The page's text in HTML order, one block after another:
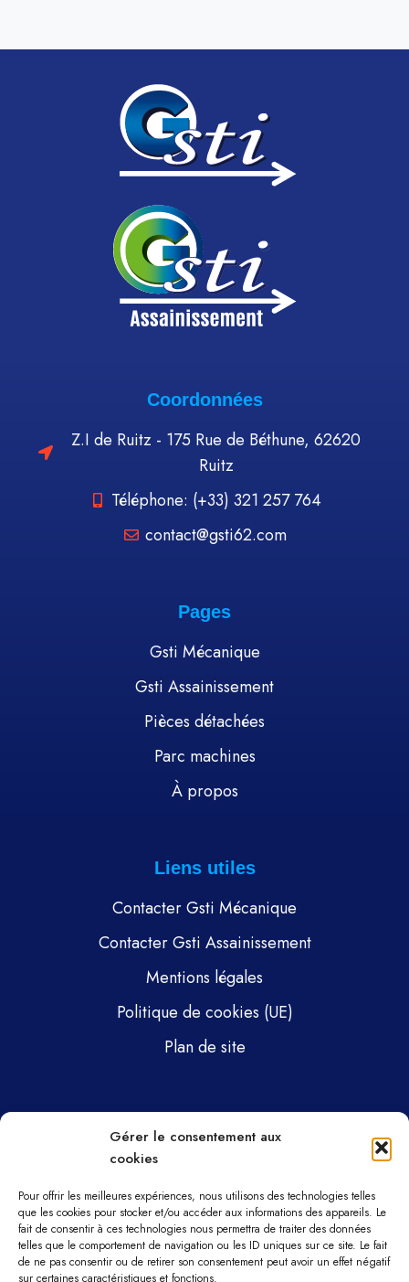
Gérer le consentement aux
cookies
Pour offrir les meilleures expériences, nous utilisons des technologies telles
que les cookies pour stocker et/ou accéder aux informations des appareils. Le
fait de consentir à ces technologies nous permettra de traiter des données
telles que le comportement de navigation ou les ID uniques sur ce site. Le fait
de ne pas consentir ou de retirer son consentement peut avoir un effet négatif
sur certaines caractéristiques et fonctions.
Coordonnées
Z.I de Ruitz - 175 Rue de Béthune, 62620
Ruitz
Téléphone: (+33) 321 257 764
contact@gsti62.com
Pages
Gsti Mécanique
Gsti Assainissement
Pièces détachées
Parc machines
À propos
Liens utiles
Contacter Gsti Mécanique
Contacter Gsti Assainissement
Mentions légales
Politique de cookies (UE)
Plan de site
Gsti Mécanique
Gsti Assainissement
Pièces détachées
Parc machines